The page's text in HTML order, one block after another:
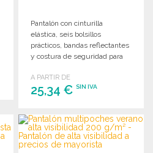
Pantalón con cinturilla
elástica, seis bolsillos
prácticos, bandas reflectantes
y costura de seguridad para
A PARTIR DE
25,34 €SIN IVA
PEDIR
Solicitar un presupuesto